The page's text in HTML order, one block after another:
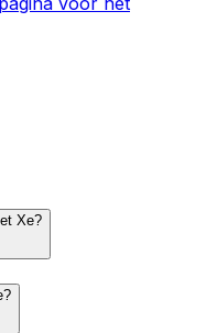
Xe?